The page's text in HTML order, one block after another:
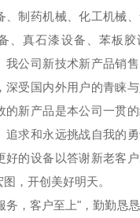
、制药机械、化工机械
、真石漆设备、苯板胶
我公司新技术新产品销
深受国内外用户的青睐
的新产品是本公司一贯
追求和永远挑战自我的
好的设备以答谢新老客
，开创美好明天。
务，客户至上"，勤勤恳